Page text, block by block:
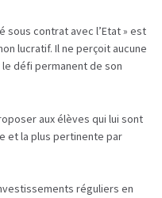
sous contrat avec l’Etat » est
lucratif. Il ne perçoit aucune
défi permanent de son
aux élèves qui lui sont
et la plus pertinente par
réguliers en